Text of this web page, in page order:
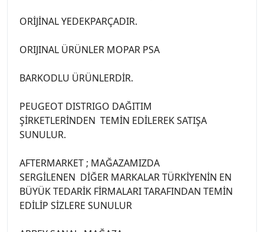
ORİJİNAL YEDEKPARÇADIR.
ORIJINAL ÜRÜNLER MOPAR PSA
BARKODLU ÜRÜNLERDİR.
PEUGEOT DISTRIGO DAĞITIM
ŞİRKETLERİNDEN TEMİN EDİLEREK SATIŞA
SUNULUR.
AFTERMARKET ; MAĞAZAMIZDA
SERGİLENEN DİĞER MARKALAR TÜRKİYENİN EN
BÜYÜK TEDARİK FİRMALARI TARAFINDAN TEMİN
EDİLİP SİZLERE SUNULUR